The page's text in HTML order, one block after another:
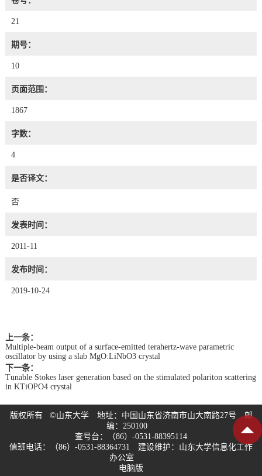
21
期号：
10
页面范围：
1867
字数：
4
是否译文：
否
发表时间：
2011-11
发布时间：
2019-10-24
上一条：
Multiple-beam output of a surface-emitted terahertz-wave parametric
oscillator by using a slab MgO:LiNbO3 crystal
下一条：
Tunable Stokes laser generation based on the stimulated polariton scattering
in KTiOPO4 crystal
版权所有 ©山东大学 地址：中国山东省济南市山大南路27号 邮
编：250100
查号台：（86）-0531-88395114
值班电话：（86）-0531-88364731 建设维护：山东大学信息化工作
办公室
电脑版